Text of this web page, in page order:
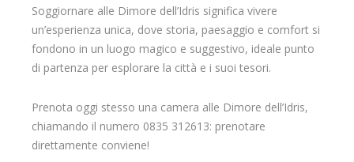
Soggiornare alle Dimore dell’Idris significa vivere
un’esperienza unica, dove storia, paesaggio e comfort si
fondono in un luogo magico e suggestivo, ideale punto
di partenza per esplorare la città e i suoi tesori.
Prenota oggi stesso una camera alle Dimore dell’Idris,
chiamando il numero 0835 312613: prenotare
direttamente conviene!